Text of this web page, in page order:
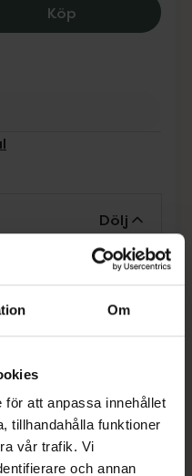
Om
för att anpassa innehållet
tillhandahålla funktioner
vår trafik. Vi
och annan
KöpOxyal
Dölj
externa faktorer
dylikt.
hyaluronsyra